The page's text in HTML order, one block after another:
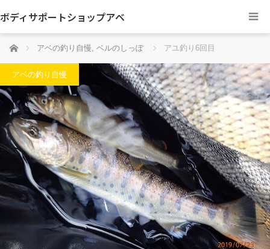
ボディサポートショップアベ
ホーム アベの釣り自慢, ベルのしっぽ アユ釣り6回目
アベの釣り自慢